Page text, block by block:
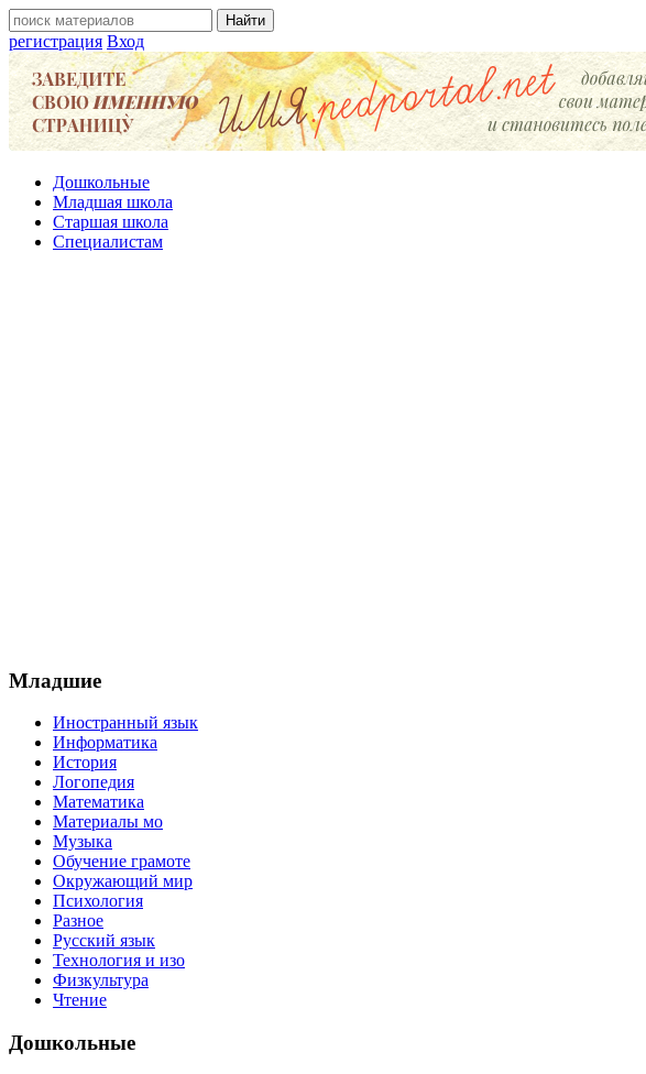
регистрация Вход
Дошкольные
Младшая школа
Старшая школа
Специалистам
Младшие
Иностранный язык
Информатика
История
Логопедия
Математика
Материалы мо
Музыка
Обучение грамоте
Окружающий мир
Психология
Разное
Русский язык
Технология и изо
Физкультура
Чтение
Дошкольные